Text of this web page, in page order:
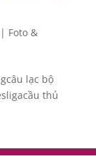
Foto &
lạc bộ
thủ